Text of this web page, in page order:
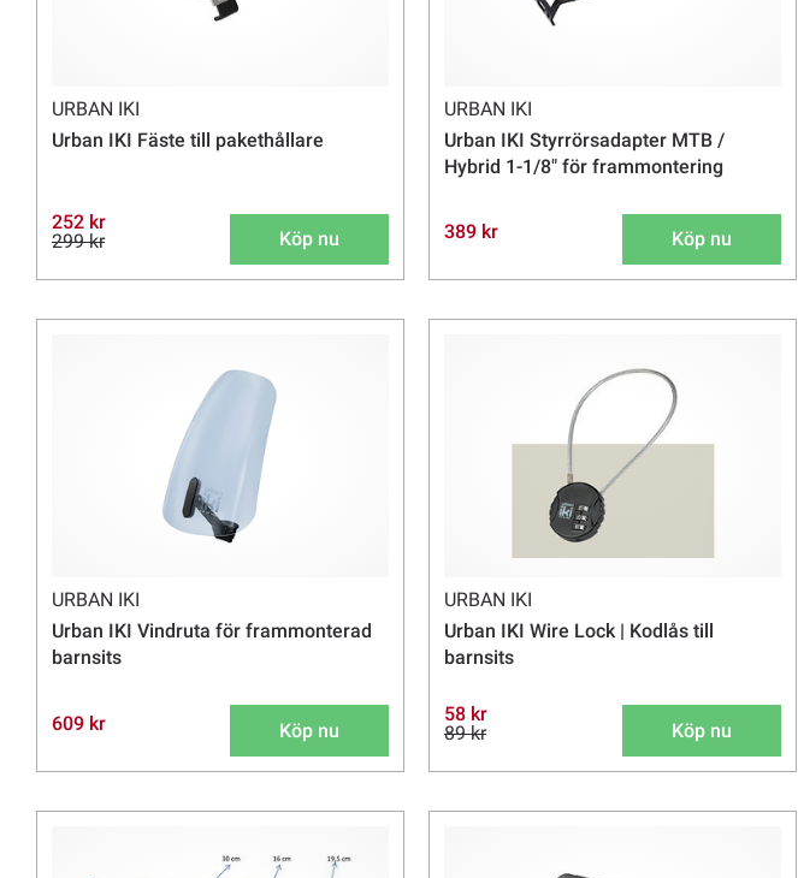
URBAN IKI
Urban IKI Fäste till pakethållare
252 kr
299 kr
Köp nu
URBAN IKI
Urban IKI Styrrörsadapter MTB /
Hybrid 1-1/8" för frammontering
389 kr Köp nu
URBAN IKI
Urban IKI Vindruta för frammonterad
barnsits
609 kr Köp nu
URBAN IKI
Urban IKI Wire Lock | Kodlås till
barnsits
58 kr
89 kr
Köp nu